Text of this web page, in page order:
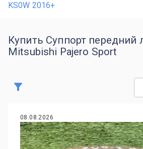
KS0W 2016+
Купить Суппорт передний
Mitsubishi Pajero Sport
08.08.2026